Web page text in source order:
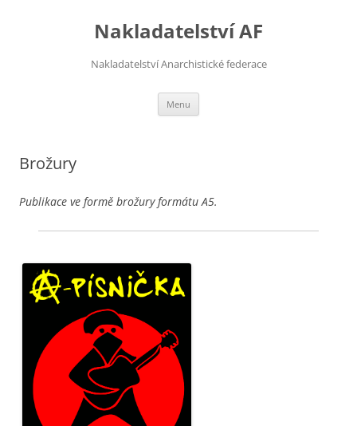
Nakladatelství AF
Nakladatelství Anarchistické federace
Menu
Brožury
Publikace ve formě brožury formátu A5.